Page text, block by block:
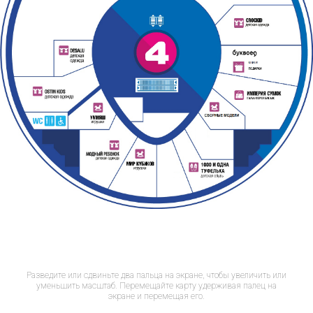
Разведите или сдвиньте два пальца на экране, чтобы увеличить или
уменьшить масштаб. Перемещайте карту удерживая палец на
экране и перемещая его.